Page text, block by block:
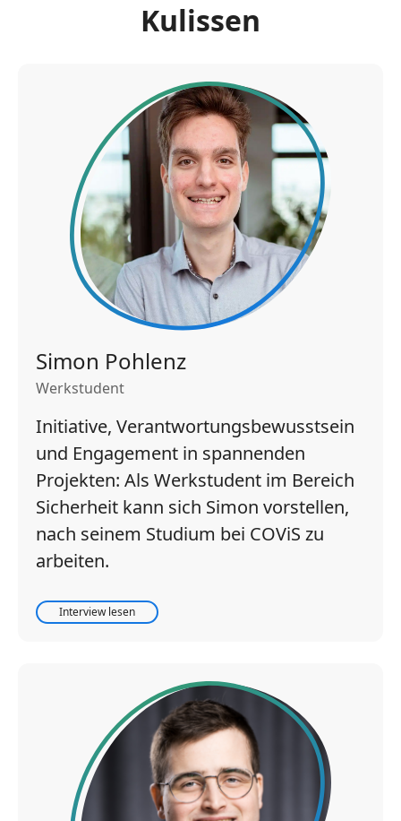
Kulissen
Simon Pohlenz
Werkstudent
Initiative, Verantwortungsbewusstsein
und Engagement in spannenden
Projekten: Als Werkstudent im Bereich
Sicherheit kann sich Simon vorstellen,
nach seinem Studium bei COViS zu
arbeiten.
Interview lesen